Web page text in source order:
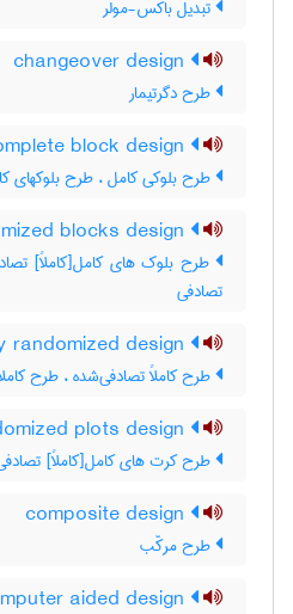
تبدیل باکس-مولر
طرح دگرتیمار
طرح بلوکی کامل ، طرح بلوکهای
طرح بلوک های کامل[کاملاً]
تصادفی
طرح کاملاً تصادفی‌شده ، طرح
طرح کرت های کامل[کاملاً]
طرح مرکّب